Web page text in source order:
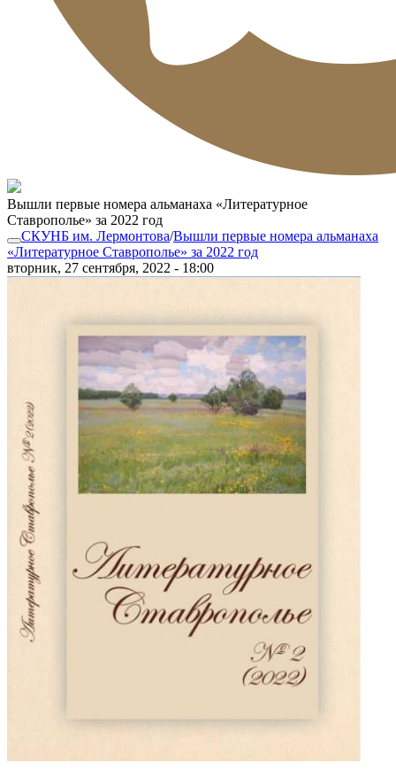
Вышли первые номера альманаха «Литературное
Ставрополье» за 2022 год
СКУНБ им. Лермонтова/Вышли первые номера альманаха
«Литературное Ставрополье» за 2022 год
вторник, 27 сентября, 2022 - 18:00